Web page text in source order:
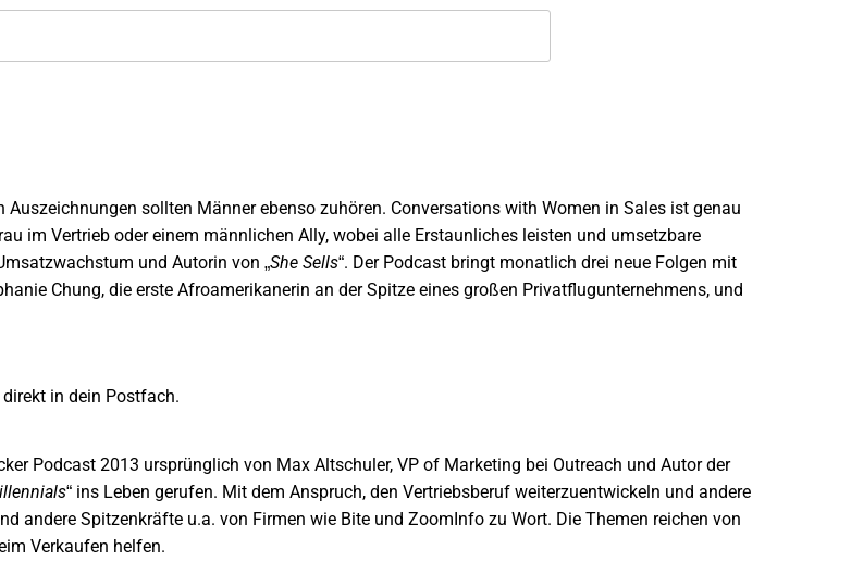
sollten Männer ebenso zuhören. Conversations with Women in Sales ist genau
im Vertrieb oder einem männlichen Ally, wobei alle Erstaunliches leisten und umsetzbare
und Autorin von „She Sells“. Der Podcast bringt monatlich drei neue Folgen mit
Chung, die erste Afroamerikanerin an der Spitze eines großen Privatflugunternehmens, und
direkt in dein Postfach.
Podcast 2013 ursprünglich von Max Altschuler, VP of Marketing bei Outreach und Autor der
“ ins Leben gerufen. Mit dem Anspruch, den Vertriebsberuf weiterzuentwickeln und andere
andere Spitzenkräfte u.a. von Firmen wie Bite und ZoomInfo zu Wort. Die Themen reichen von
Verkaufen helfen.